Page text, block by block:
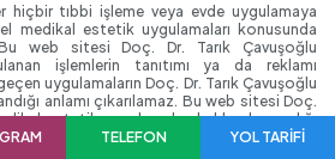
tıbbi işleme veya evde uygulamaya
medikal estetik uygulamaları konusunda
Bu web sitesi Doç. Dr. Tarık Çavuşoğlu
işlemlerin tanıtımı ya da reklamı
uygulamaların Doç. Dr. Tarık Çavuşoğlu
anlamı çıkarılamaz. Bu web sitesi Doç.
estetik uygulamaları hakkında yazdığı
tanıtım amacı gütmeyen, ticari nitelikte
TELEFON YOL TARİFİ